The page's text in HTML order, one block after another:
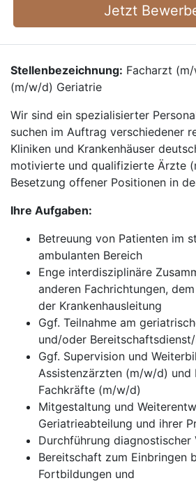
Jetzt
Stellenbezeichnung: Facharzt
(m/w/d) Geriatrie
Wir sind ein spezialisierter
suchen im Auftrag verschiedener
Kliniken und Krankenhäuser
motivierte und qualifizierte Ärzte
Besetzung offener Positionen in
Ihre Aufgaben:
Betreuung von Patienten im
ambulanten Bereich
Enge interdisziplinäre
anderen Fachrichtungen,
der Krankenhausleitung
Ggf. Teilnahme am
und/oder
Ggf. Supervision und
Assistenzärzten (m/w/d) und
Fachkräfte (m/w/d)
Mitgestaltung und
Geriatrieabteilung und ihrer
Durchführung diagnostischer
Bereitschaft zum Einbringen
Fortbildungen und